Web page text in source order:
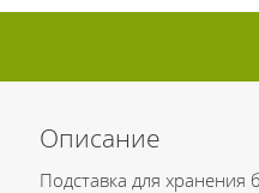
Описание
Подставка для хранения